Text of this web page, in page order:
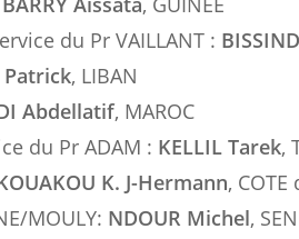
du Pr VAILLANT :
Patrick, LIBAN
Abdellatif, MAROC
du Pr ADAM : KELLIL Tarek,
K. J-Hermann, COTE
MOULY: NDOUR Michel,